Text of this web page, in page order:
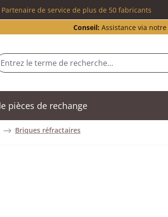
Partenaire de service de plus de 50 fabricants
Conseil: Assistance via notre
pièces de rechange
Briques réfractaires